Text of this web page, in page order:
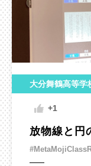
大分舞鶴高等学
+1
放物線と円